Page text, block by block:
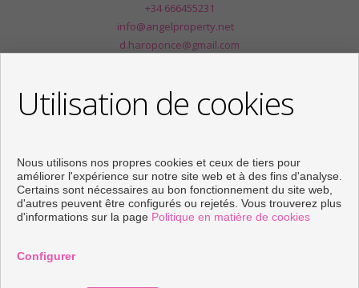
+34 666455231
info@angelproperty.net
d.haroponce@gmail.com
Utilisation de cookies
Nous utilisons nos propres cookies et ceux de tiers pour
améliorer l'expérience sur notre site web et à des fins d'analyse.
Certains sont nécessaires au bon fonctionnement du site web,
d'autres peuvent être configurés ou rejetés. Vous trouverez plus
d'informations sur la page Politique en matière de cookies
Configurer